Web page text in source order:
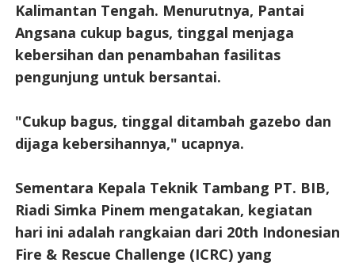
Kalimantan Tengah. Menurutnya, Pantai
Angsana cukup bagus, tinggal menjaga
kebersihan dan penambahan fasilitas
pengunjung untuk bersantai.
"Cukup bagus, tinggal ditambah gazebo dan
dijaga kebersihannya," ucapnya.
Sementara Kepala Teknik Tambang PT. BIB,
Riadi Simka Pinem mengatakan, kegiatan
hari ini adalah rangkaian dari 20th Indonesian
Fire & Rescue Challenge (ICRC) yang